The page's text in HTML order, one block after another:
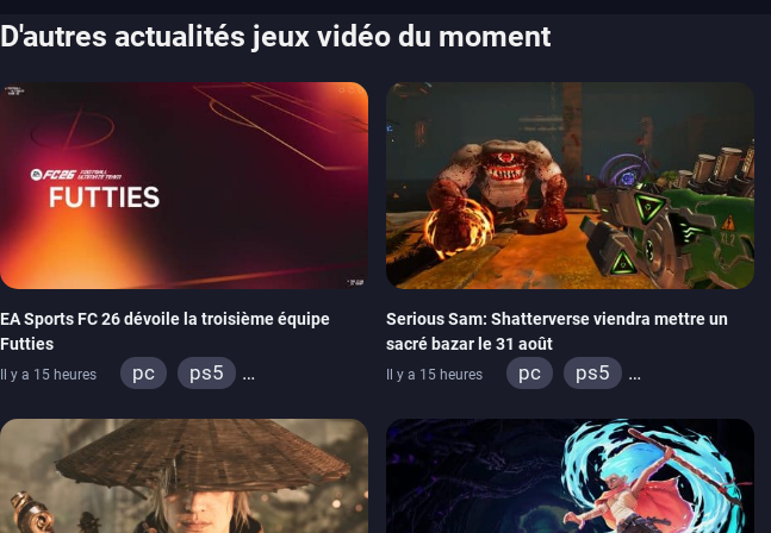
D'autres actualités jeux vidéo du moment
EA Sports FC 26 dévoile la troisième équipe
Futties
Il y a 15 heures pc
ps5
ps4
xbox one
switch 2
Serious Sam: Shatterverse viendra mettre un
sacré bazar le 31 août
Il y a 15 heures pc
ps5